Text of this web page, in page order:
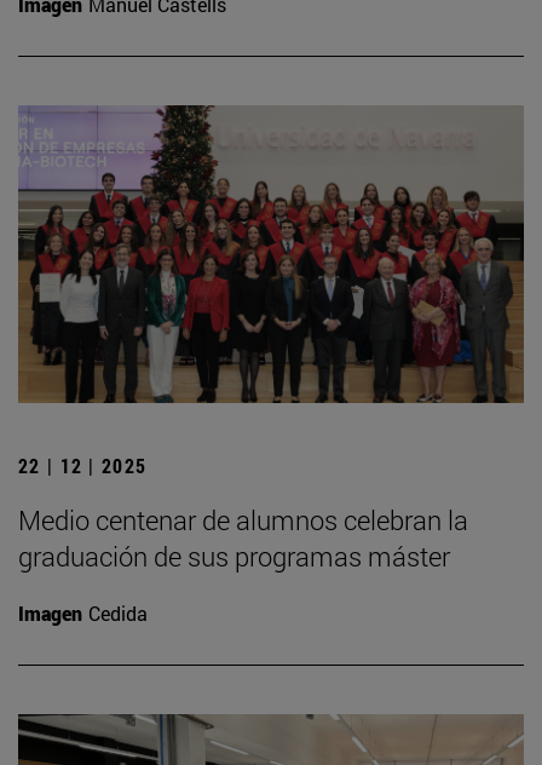
22 | 12 | 2025
Medio centenar de alumnos celebran la
graduación de sus programas máster
Imagen Cedida